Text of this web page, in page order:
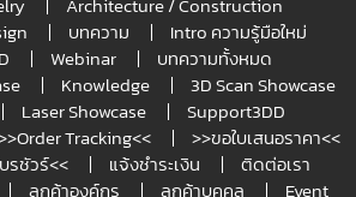
บทความ
Intro ความรู้มือใหม่
Webinar
บทความทั้งหมด
Knowledge
3D Scan Showcase
Laser Showcase
Support3DD
Tracking<<
>>ขอใบเสนอราคา<<
รชัวร์<<
แจ้งชำระเงิน
ติดต่อเรา
ลูกค้าองค์กร ลูกค้าบุคคล Event